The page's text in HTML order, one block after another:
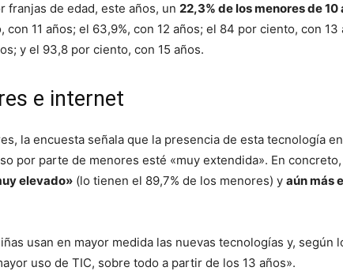
franjas de edad, este años, un 22,3% de los menores de
con 11 años; el 63,9%, con 12 años; el 84 por ciento, con
y el 93,8 por ciento, con 15 años.
e internet
la encuesta señala que la presencia de esta tecnología
por parte de menores esté «muy extendida». En
elevado» (lo tienen el 89,7% de los menores) y aún más
usan en mayor medida las nuevas tecnologías y, según
uso de TIC, sobre todo a partir de los 13 años».